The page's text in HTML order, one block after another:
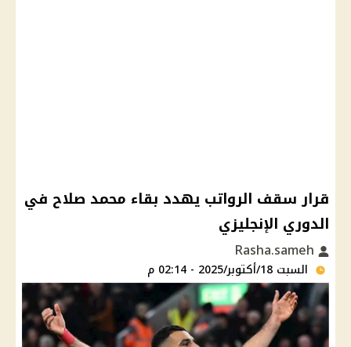
قرار سقف الرواتب يهدد بقاء محمد صلاح في
الدوري الإنجليزي
السبت 18/أكتوبر/2025 - 02:14 م